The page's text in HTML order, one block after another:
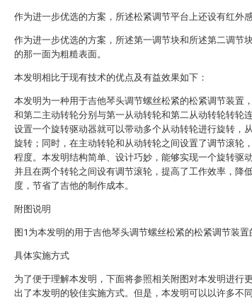
作为进一步优选的方案，所述松紧调节平台上还设有红外感
作为进一步优选的方案，所述第一调节块和所述第二调节
的那一面为粗糙表面。
本发明相比于现有技术的优点及有益效果如下：
本发明为一种用于吉他琴头调节螺丝松紧的松紧调节装置
和第二主动转轮分别与第一从动转轮和第二从动转轮转轮
设置一个旋转驱动器就可以带动多个从动转轮进行旋转，
旋转；同时，在主动转轮和从动转轮之间设置了调节滚轮
程度。本发明结构简单、设计巧妙，能够实现一个旋转驱
并且在两个转轮之间设有调节滚轮，提高了工作效率，降
度，节省了吉他的制作成本。
附图说明
图1为本发明的用于吉他琴头调节螺丝松紧的松紧调节装置
具体实施方式
为了便于理解本发明，下面将参照相关附图对本发明进行
出了本发明的较佳实施方式。但是，本发明可以以许多不